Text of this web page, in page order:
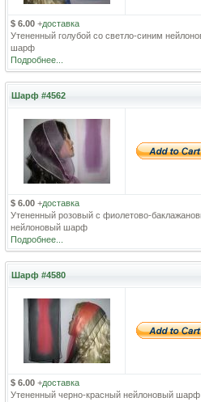
$ 6.00 +доставка
Утененный голубой со светло-синим
шарф
Подробнее...
Шарф #4562
$ 6.00 +доставка
Утененный розовый с фиолетово-
нейлоновый шарф
Подробнее...
Шарф #4580
$ 6.00 +доставка
Утененный черно-красный нейлоновый шарф